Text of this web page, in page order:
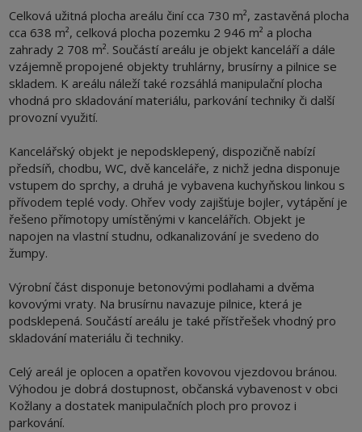
Celková užitná plocha areálu činí cca 730 m², zastavěná plocha
cca 638 m², celková plocha pozemku 2 946 m² a plocha
zahrady 2 708 m². Součástí areálu je objekt kanceláří a dále
vzájemně propojené objekty truhlárny, brusírny a pilnice se
skladem. K areálu náleží také rozsáhlá manipulační plocha
vhodná pro skladování materiálu, parkování techniky či další
provozní využití.
Kancelářský objekt je nepodsklepený, dispozičně nabízí
předsíň, chodbu, WC, dvě kanceláře, z nichž jedna disponuje
vstupem do sprchy, a druhá je vybavena kuchyňskou linkou s
přívodem teplé vody. Ohřev vody zajišťuje bojler, vytápění je
řešeno přímotopy umístěnými v kancelářích. Objekt je
napojen na vlastní studnu, odkanalizování je svedeno do
žumpy.
Výrobní část disponuje betonovými podlahami a dvěma
kovovými vraty. Na brusírnu navazuje pilnice, která je
podsklepená. Součástí areálu je také přístřešek vhodný pro
skladování materiálu či techniky.
Celý areál je oplocen a opatřen kovovou vjezdovou bránou.
Výhodou je dobrá dostupnost, občanská vybavenost v obci
Kožlany a dostatek manipulačních ploch pro provoz i
parkování.